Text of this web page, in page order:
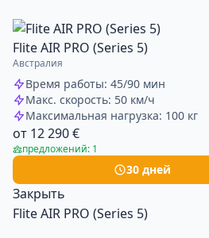
Flite AIR PRO (Series 5)
Австралия
Время работы: 45/90 мин
Макс. скорость: 50 км/ч
Максимальная нагрузка: 100 кг
от 12 290 €
предложений: 1
30 дней
Закрыть
Flite AIR PRO (Series 5)